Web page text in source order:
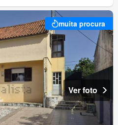
muita procura
Ver foto